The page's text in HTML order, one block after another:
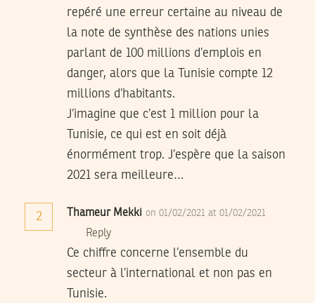
repéré une erreur certaine au niveau de
la note de synthèse des nations unies
parlant de 100 millions d’emplois en
danger, alors que la Tunisie compte 12
millions d’habitants.
J’imagine que c’est 1 million pour la
Tunisie, ce qui est en soit déjà
énormément trop. J’espère que la saison
2021 sera meilleure…
2 Thameur Mekki on 01/02/2021 at 01/02/2021
Reply
Ce chiffre concerne l’ensemble du
secteur à l’international et non pas en
Tunisie.